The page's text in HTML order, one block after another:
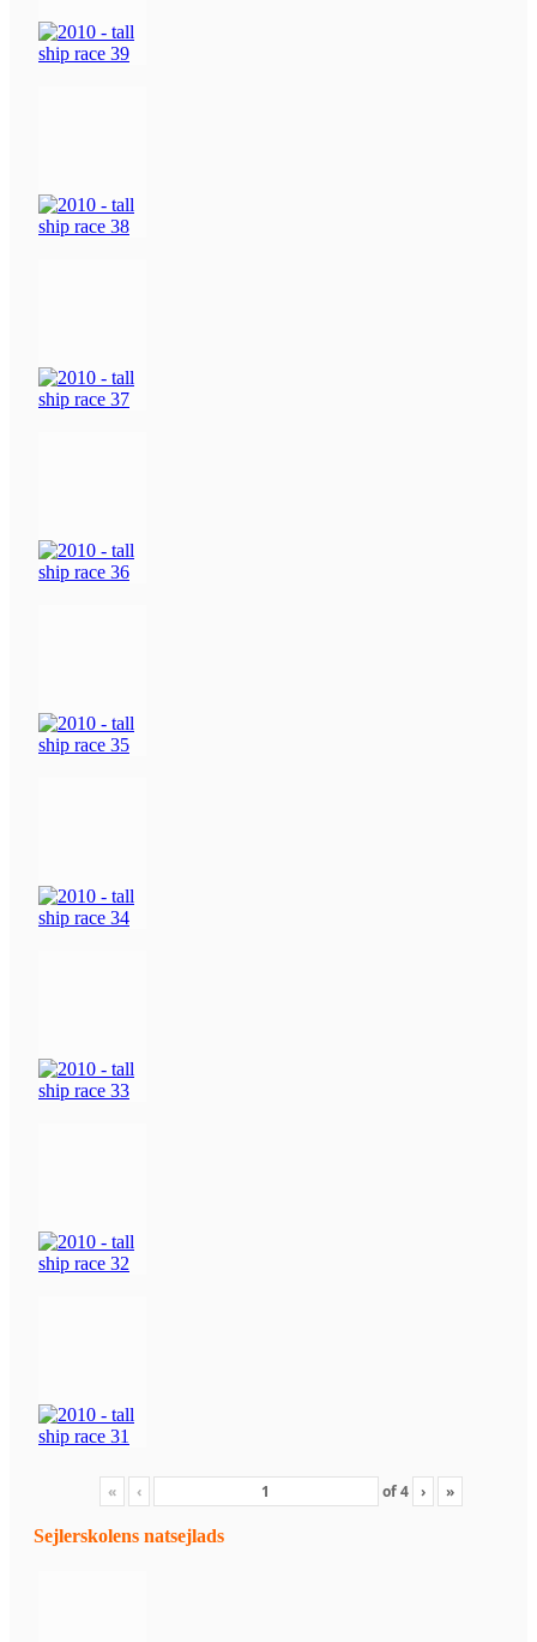
« ‹ of4 › »
Sejlerskolens natsejlads